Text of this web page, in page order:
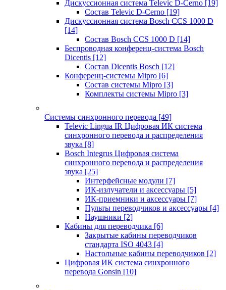
Дискуссионная система Televic D-Cerno [19]
Состав Televic D-Cerno [19]
Дискуссионная система Bosch CCS 1000 D
[14]
Состав Bosch CCS 1000 D [14]
Беспроводная конференц-система Bosch
Dicentis [12]
Состав Dicentis Bosch [12]
Конференц-системы Mipro [6]
Состав системы Mipro [3]
Комплекты системы Mipro [3]
Системы синхронного перевода [49]
Televic Lingua IR Цифровая ИК система
синхронного перевода и распределения
звука [8]
Bosch Integrus Цифровая система
синхронного перевода и распределения
звука [25]
Интерфейсные модули [7]
ИК-излучатели и аксессуары [5]
ИК-приемники и аксессуары [7]
Пульты переводчиков и аксессуары [4]
Наушники [2]
Кабины для переводчика [6]
Закрытые кабины переводчиков
стандарта ISO 4043 [4]
Настольные кабины переводчиков [2]
Цифровая ИК система синхронного
перевода Gonsin [10]